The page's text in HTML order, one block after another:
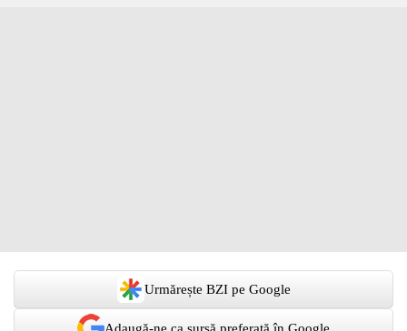
Urmărește BZI pe Google
Adaugă-ne ca sursă preferată în Google